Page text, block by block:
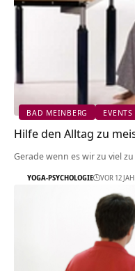
BAD MEINBERG EVENTS
Hilfe den Alltag zu
Gerade wenn es wir zu viel
YOGA-PSYCHOLOGIE VOR 12